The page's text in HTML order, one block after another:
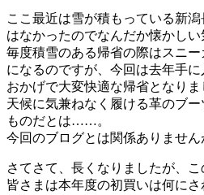
ここ最近は雪が積もっている新
はなかったのでなんだか懐かしい
毎度積雪のある帰省の際はスニ
になるのですが、今回は去年手
おかげで大変快適な帰省となりま
天候に気兼ねなく履ける革のブ
ものだとは……。
今回のブログとは関係ありません
さてさて、長くなりましたが、こ
皆さまは本年度の初買いは何にさ